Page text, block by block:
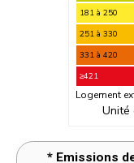
181 à 250
251 à 330
331 à 420
≥421
Logement
Unité